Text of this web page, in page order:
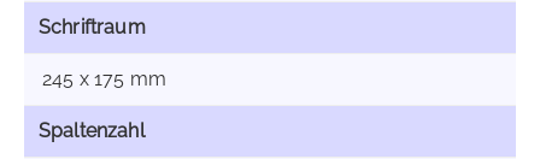
Schriftraum
245 x 175 mm
Spaltenzahl